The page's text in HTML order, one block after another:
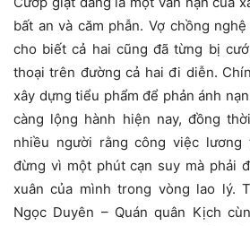
bất an và căm phẫn. Vợ chồng
cho biết cả hai cũng đã từng bị
thoại trên đường cả hai đi diễn.
xây dựng tiểu phẩm để phản ánh
càng lộng hành hiện nay, đồng
nhiều người rằng công việc lương
đừng vì một phút cạn suy mà phải
xuân của mình trong vòng lao lý.
Ngọc Duyên – Quán quân Kịch